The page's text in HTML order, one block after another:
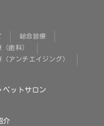
総合診療
歯科）
アンチエイジング）
ペットサロン
介